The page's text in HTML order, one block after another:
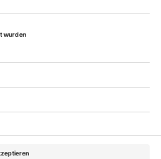
darunter Helene Fischers
es sich um einen schweren
Newsletter